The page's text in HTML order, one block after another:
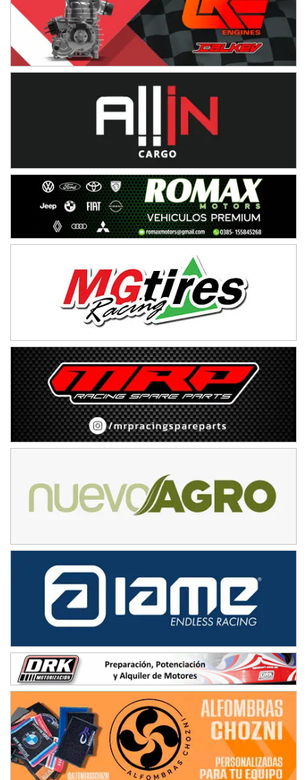
Ciudad de Avellaneda (Asfalto)
Avellaneda (Santa Fe)
SUR SANTAFESINO - F4
José Samuel Sánchez (Tierra)
Rufino (Santa Fe)